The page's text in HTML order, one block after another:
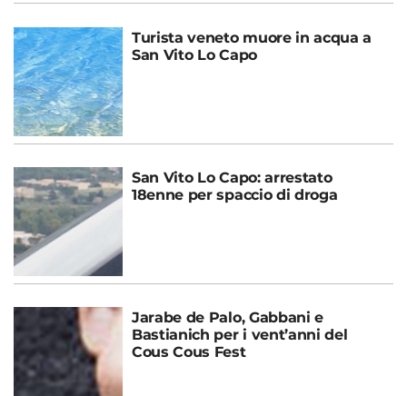
Turista veneto muore in acqua a
San Vito Lo Capo
San Vito Lo Capo: arrestato
18enne per spaccio di droga
Jarabe de Palo, Gabbani e
Bastianich per i vent’anni del
Cous Cous Fest